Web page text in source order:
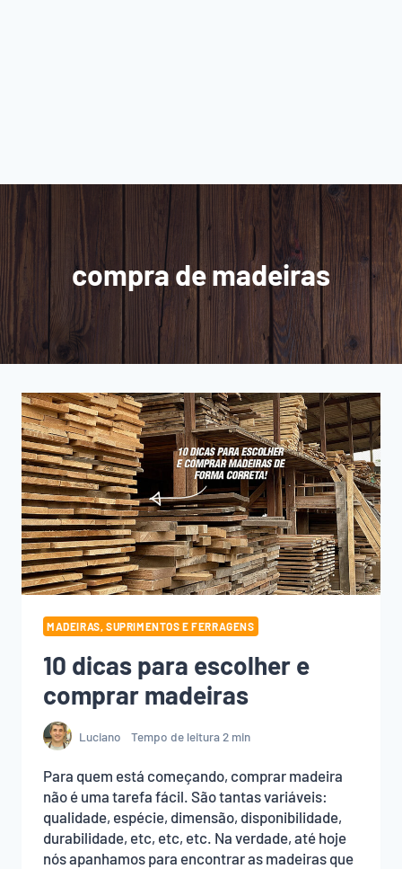
compra de madeiras
MADEIRAS, SUPRIMENTOS E FERRAGENS
10 dicas para escolher e
comprar madeiras
Luciano Tempo de leitura2 min
Para quem está começando, comprar madeira
não é uma tarefa fácil. São tantas variáveis:
qualidade, espécie, dimensão, disponibilidade,
durabilidade, etc, etc, etc. Na verdade, até hoje
nós apanhamos para encontrar as madeiras que